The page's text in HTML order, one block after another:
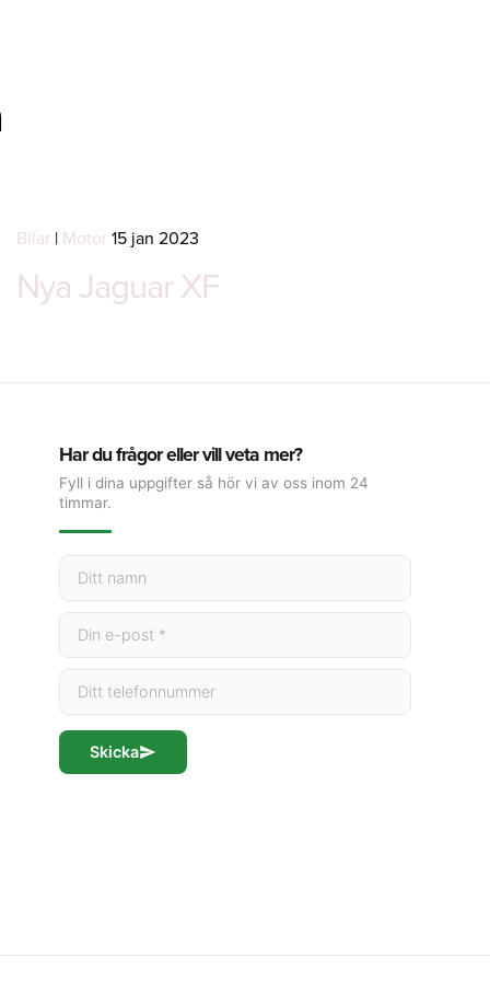
Bilar | Motor 15 jan 2023
Nya Jaguar XF
Har du frågor eller vill veta mer?
Fyll i dina uppgifter så hör vi av oss inom 24
timmar.
Skicka